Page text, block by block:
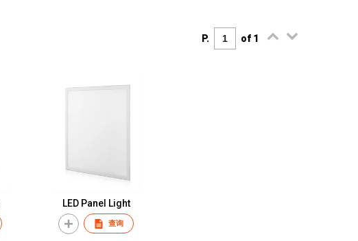
P. of 1
LED Panel Light
查询